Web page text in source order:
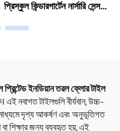
প্রিস্কুল কিন্ডারগার্টেন নার্সারি সেন্সরি
ম্যাটস লিকুইড ফ্লোর টাইলস সেট
প্রিন্টেড ইনডিয়ান তরল ফ্লোর টাইল
নবাগত টাইলগুলি বীর্যবান, উচ্চ-
দৃশ্য আকর্ষণ এবং অনুভূতিগত
বা শিক্ষার জন্য ব্যবহৃত হয়, এই